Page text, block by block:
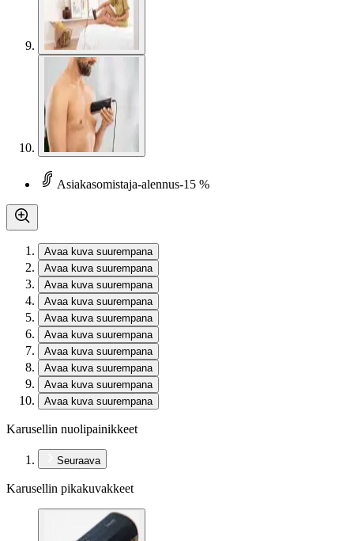
Asiakasomistaja-alennus-15 %
Avaa kuva suurempana
Avaa kuva suurempana
Avaa kuva suurempana
Avaa kuva suurempana
Avaa kuva suurempana
Avaa kuva suurempana
Avaa kuva suurempana
Avaa kuva suurempana
Avaa kuva suurempana
Avaa kuva suurempana
Karusellin nuolipainikkeet
Seuraava
Karusellin pikakuvakkeet